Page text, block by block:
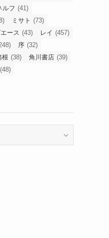
ルフ (41)
ミサト (73)
ース (43) レイ (457)
序 (32)
根 (38) 角川書店 (39)
(48)